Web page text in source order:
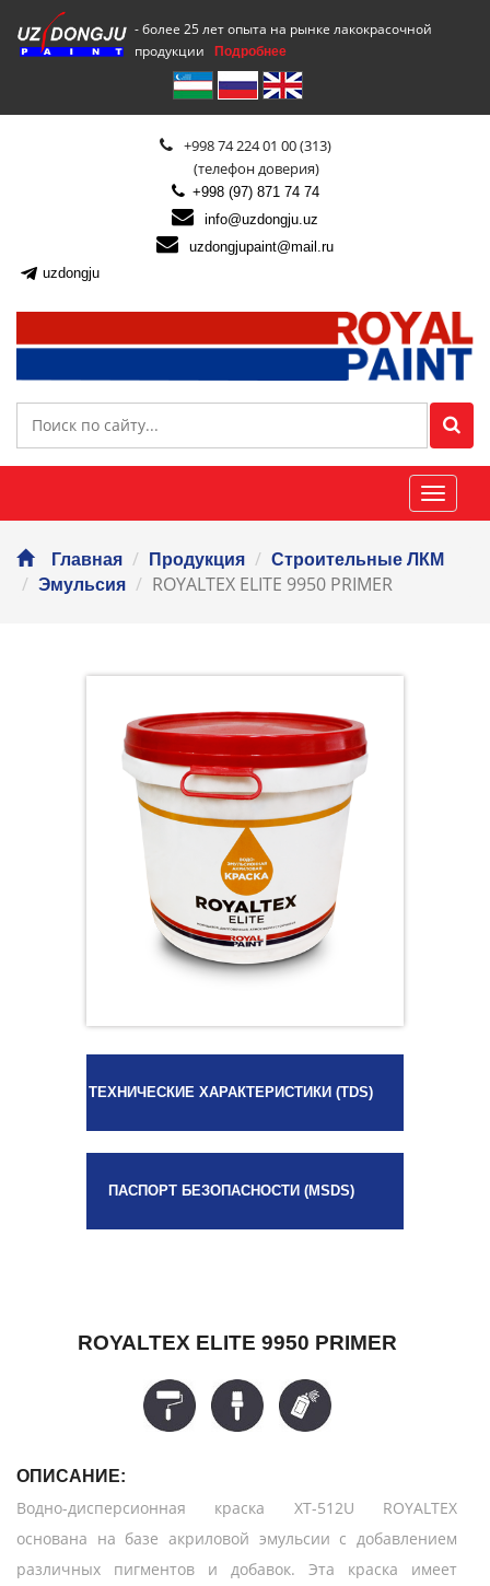
- более 25 лет опыта на рынке лакокрасочной
продукции
Подробнее
+998 74 224 01 00 (313)
(телефон доверия)
+998 (97) 871 74 74
info@uzdongju.uz
uzdongjupaint@mail.ru
uzdongju
Главная Продукция
Строительные ЛКМ
Эмульсия
ROYALTEX ELITE 9950 PRIMER
ТЕХНИЧЕСКИЕ ХАРАКТЕРИСТИКИ (TDS)
ПАСПОРТ БЕЗОПАСНОСТИ (MSDS)
ROYALTEX ELITE 9950 PRIMER
ОПИСАНИЕ:
Водно-дисперсионная краска XT-512U ROYALTEX
основана на базе акриловой эмульсии с добавлением
различных пигментов и добавок. Эта краска имеет